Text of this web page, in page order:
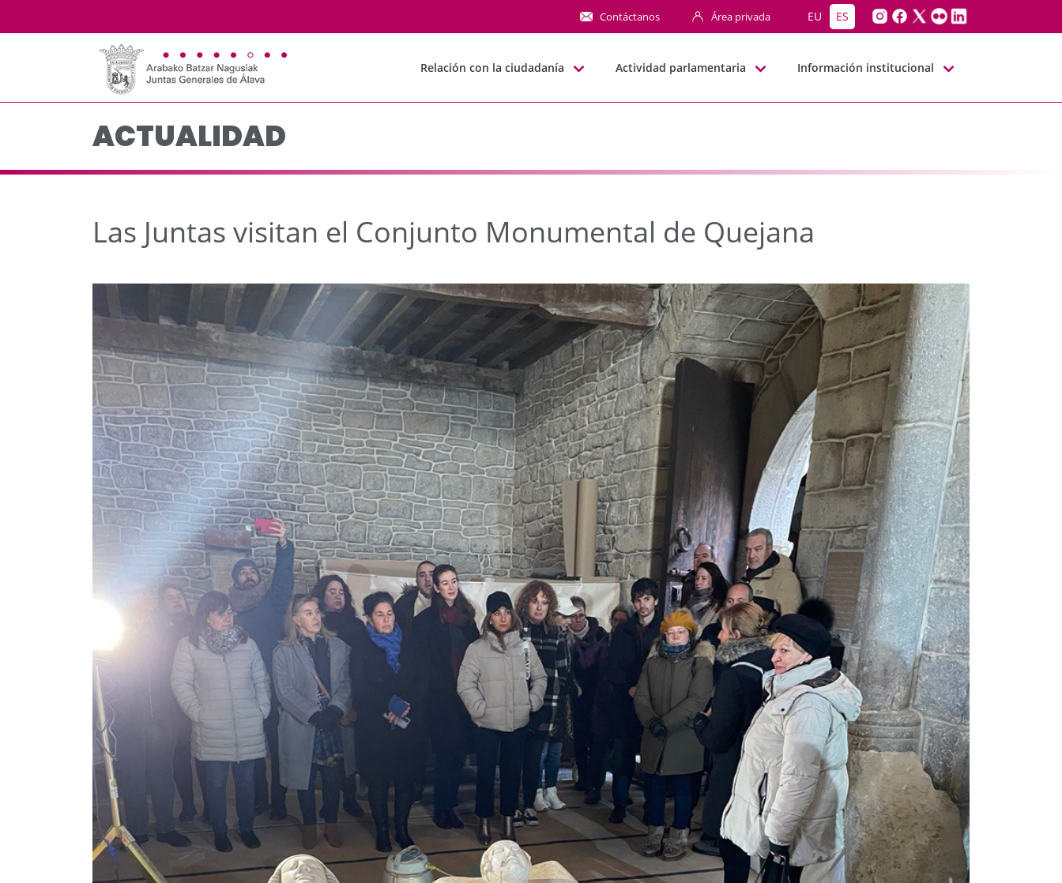
Las Juntas visitan el Conjunto Monumental de Quejana - JJGG-BBNN
Contáctanos Área privada EU ES
Relación con la ciudadanía Actividad parlamentaria Información institucional
ACTUALIDAD
Las Juntas visitan el Conjunto Monumental de Quejana